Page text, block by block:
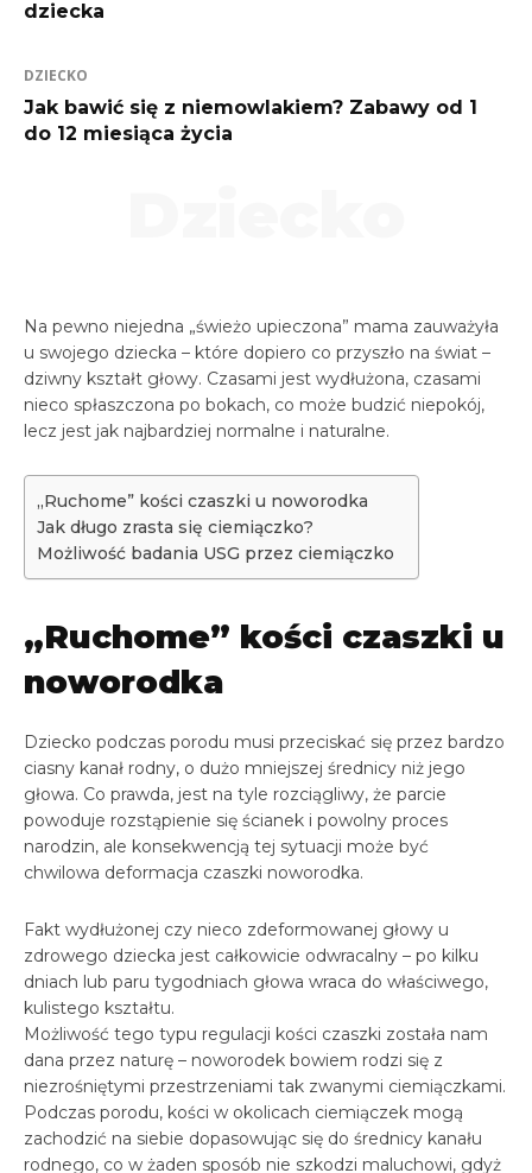
dziecka
DZIECKO
Jak bawić się z niemowlakiem? Zabawy od 1
do 12 miesiąca życia
Na pewno niejedna „świeżo upieczona” mama zauważyła
u swojego dziecka – które dopiero co przyszło na świat –
dziwny kształt głowy. Czasami jest wydłużona, czasami
nieco spłaszczona po bokach, co może budzić niepokój,
lecz jest jak najbardziej normalne i naturalne.
„Ruchome” kości czaszki u noworodka
Jak długo zrasta się ciemiączko?
Możliwość badania USG przez ciemiączko
„Ruchome” kości czaszki u
noworodka
Dziecko podczas porodu musi przeciskać się przez bardzo
ciasny kanał rodny, o dużo mniejszej średnicy niż jego
głowa. Co prawda, jest na tyle rozciągliwy, że parcie
powoduje rozstąpienie się ścianek i powolny proces
narodzin, ale konsekwencją tej sytuacji może być
chwilowa deformacja czaszki noworodka.
Fakt wydłużonej czy nieco zdeformowanej głowy u
zdrowego dziecka jest całkowicie odwracalny – po kilku
dniach lub paru tygodniach głowa wraca do właściwego,
kulistego kształtu.
Możliwość tego typu regulacji kości czaszki została nam
dana przez naturę – noworodek bowiem rodzi się z
niezrośniętymi przestrzeniami tak zwanymi ciemiączkami.
Podczas porodu, kości w okolicach ciemiączek mogą
zachodzić na siebie dopasowując się do średnicy kanału
rodnego, co w żaden sposób nie szkodzi maluchowi, gdyż